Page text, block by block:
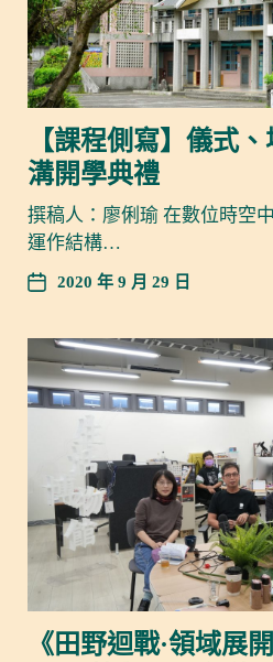
【課程側寫】儀式
溝開學典禮
撰稿人：廖俐瑜 在數位時空
運作結構…
2020 年 9 月 29 日
《田野迴戰·領域展